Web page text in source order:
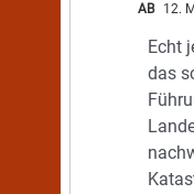
AB 12.
Echt
das